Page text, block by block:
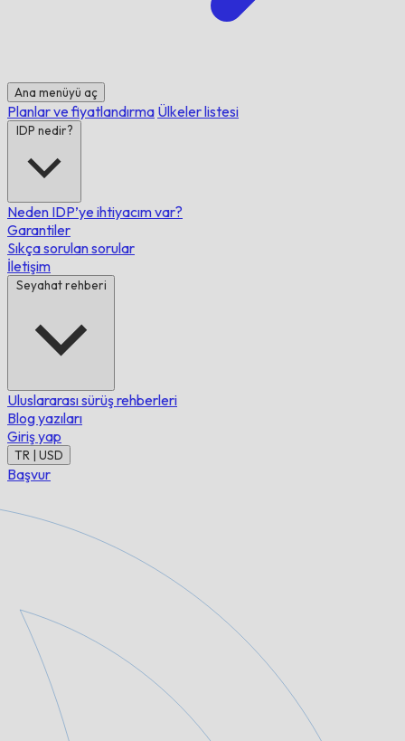
Ana menüyü aç
Planlar ve fiyatlandırma Ülkeler listesi
IDP nedir?
Neden IDP’ye ihtiyacım var?
Garantiler
Sıkça sorulan sorular
İletişim
Seyahat rehberi
Uluslararası sürüş rehberleri
Blog yazıları
Giriş yap
TR | USD
Başvur